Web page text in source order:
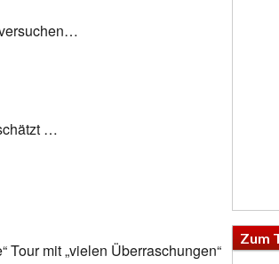
…
Tour mit „vielen Überraschungen“
Zum